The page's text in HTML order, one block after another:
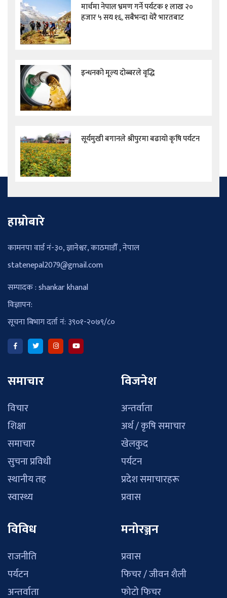
मार्चमा नेपाल भ्रमण गर्ने पर्यटक १ लाख २०
हजार ५ सय १६, सबैभन्दा धेरै भारतबाट
इन्धनको मूल्य दोब्बरले वृद्धि
सूर्यमुखी बगानले श्रीपुरमा बढायो कृषि पर्यटन
हाम्रोबारे
कामनपा वार्ड नं-३०, ज्ञानेश्वर, काठमाडौँ , नेपाल
statenepal2079@gmail.com
सम्पादक : shankar khanal
विज्ञापन:
सूचना बिभाग दर्ता नं: ३९०१-२०७९/८०
समाचार
विचार
शिक्षा
समाचार
सुचना प्रविधी
स्थानीय तह
स्वास्थ्य
विजनेश
अन्तर्वाता
अर्थ / कृषि समाचार
खेलकुद
पर्यटन
प्रदेश समाचारहरू
प्रवास
विविध
राजनीति
पर्यटन
अन्तर्वाता
मनोरञ्जन
प्रवास
फिचर / जीवन शैली
फोटो फिचर